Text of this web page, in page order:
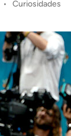
•
Posted
Curiosidades